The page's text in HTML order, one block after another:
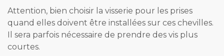
Attention, bien choisir la visserie pour les prises
quand elles doivent être installées sur ces chevilles.
Il sera parfois nécessaire de prendre des vis plus
courtes.